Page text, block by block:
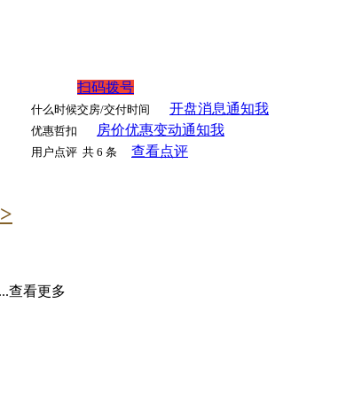
扫码拨号
什么时候交房/交付时间 开盘消息通知我
优惠哲扣 房价优惠变动通知我
用户点评 共 6 条 查看点评
查看更多